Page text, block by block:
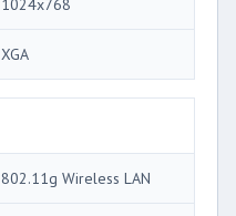
1024x768
XGA
802.11g Wireless LAN